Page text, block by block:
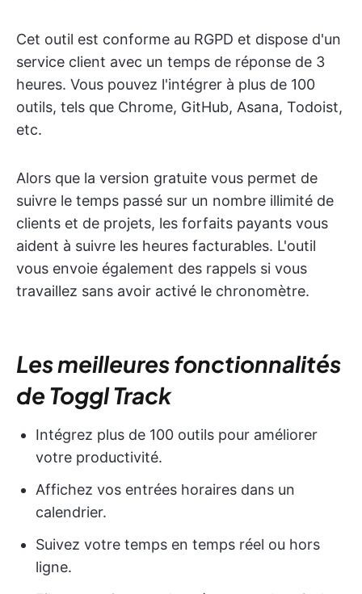
Cet outil est conforme au RGPD et dispose d'un
service client avec un temps de réponse de 3
heures. Vous pouvez l'intégrer à plus de 100
outils, tels que Chrome, GitHub, Asana, Todoist,
etc.
Alors que la version gratuite vous permet de
suivre le temps passé sur un nombre illimité de
clients et de projets, les forfaits payants vous
aident à suivre les heures facturables. L'outil
vous envoie également des rappels si vous
travaillez sans avoir activé le chronomètre.
Les meilleures fonctionnalités
de Toggl Track
Intégrez plus de 100 outils pour améliorer
votre productivité.
Affichez vos entrées horaires dans un
calendrier.
Suivez votre temps en temps réel ou hors
ligne.